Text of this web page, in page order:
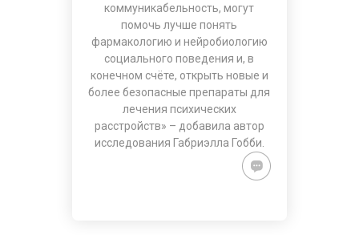
коммуникабельность, могут
помочь лучше понять
фармакологию и нейробиологию
социального поведения и, в
конечном счёте, открыть новые и
более безопасные препараты для
лечения психических
расстройств» – добавила автор
исследования Габриэлла Гобби.